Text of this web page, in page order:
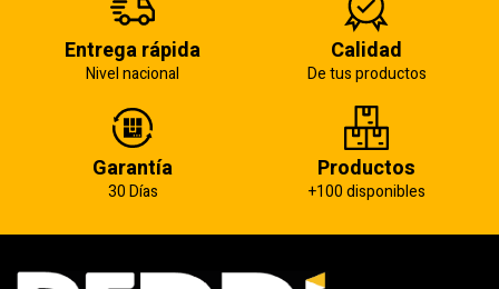
Entrega rápida
Nivel nacional
Calidad
De tus productos
Garantía
30 Días
Productos
+100 disponibles